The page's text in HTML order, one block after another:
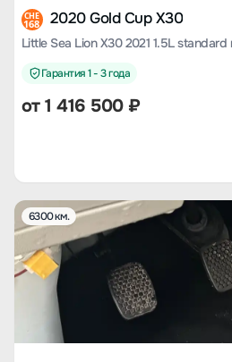
CHE
168 2020 Gold Cup X30
Гарантия 1 - 3 года
от1 416 500₽
6300 км.